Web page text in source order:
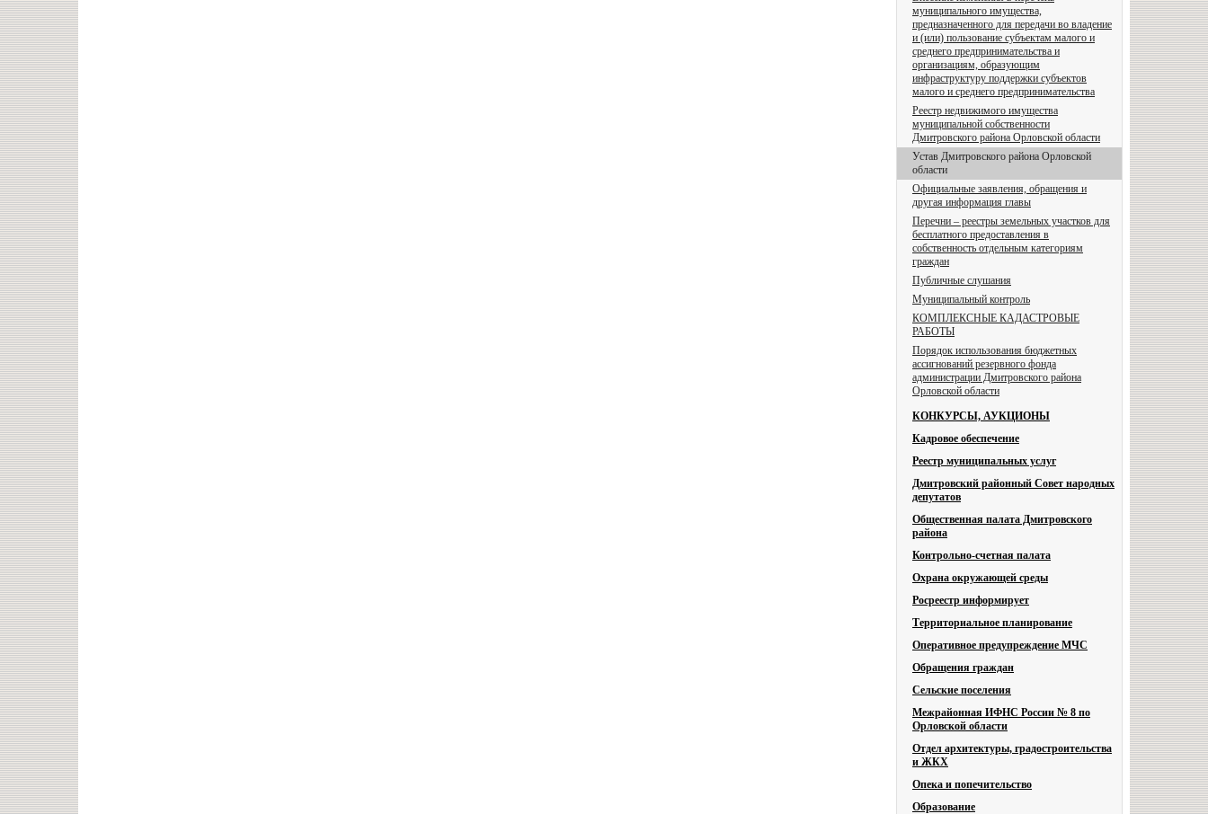
муниципального имущества,
предназначенного для передачи во владение
и (или) пользование субъектам малого и
среднего предпринимательства и
организациям, образующим
инфраструктуру поддержки субъектов
малого и среднего предпринимательства
Реестр недвижимого имущества
муниципальной собственности
Дмитровского района Орловской области
Устав Дмитровского района Орловской
области
Официальные заявления, обращения и
другая информация главы
Перечни – реестры земельных участков для
бесплатного предоставления в
собственность отдельным категориям
граждан
Публичные слушания
Муниципальный контроль
КОМПЛЕКСНЫЕ КАДАСТРОВЫЕ
РАБОТЫ
Порядок использования бюджетных
ассигнований резервного фонда
администрации Дмитровского района
Орловской области
КОНКУРСЫ, АУКЦИОНЫ
Кадровое обеспечение
Реестр муниципальных услуг
Дмитровский районный Совет народных
депутатов
Общественная палата Дмитровского
района
Контрольно-счетная палата
Охрана окружающей среды
Росреестр информирует
Территориальное планирование
Оперативное предупреждение МЧС
Обращения граждан
Сельские поселения
Межрайонная ИФНС России № 8 по
Орловской области
Отдел архитектуры, градостроительства
и ЖКХ
Опека и попечительство
Образование